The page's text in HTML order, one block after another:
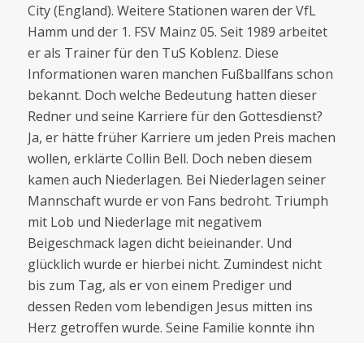
City (England). Weitere Stationen waren der VfL
Hamm und der 1. FSV Mainz 05. Seit 1989 arbeitet
er als Trainer für den TuS Koblenz. Diese
Informationen waren manchen Fußballfans schon
bekannt. Doch welche Bedeutung hatten dieser
Redner und seine Karriere für den Gottesdienst?
Ja, er hätte früher Karriere um jeden Preis machen
wollen, erklärte Collin Bell. Doch neben diesem
kamen auch Niederlagen. Bei Niederlagen seiner
Mannschaft wurde er von Fans bedroht. Triumph
mit Lob und Niederlage mit negativem
Beigeschmack lagen dicht beieinander. Und
glücklich wurde er hierbei nicht. Zumindest nicht
bis zum Tag, als er von einem Prediger und
dessen Reden vom lebendigen Jesus mitten ins
Herz getroffen wurde. Seine Familie konnte ihn